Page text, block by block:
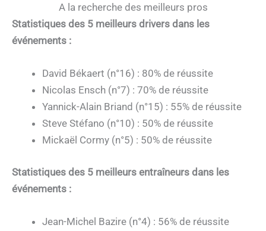
A la recherche des meilleurs pros
Statistiques des 5 meilleurs drivers dans les
événements :
David Békaert (n°16) : 80% de réussite
Nicolas Ensch (n°7) : 70% de réussite
Yannick-Alain Briand (n°15) : 55% de réussite
Steve Stéfano (n°10) : 50% de réussite
Mickaël Cormy (n°5) : 50% de réussite
Statistiques des 5 meilleurs entraîneurs dans les
événements :
Jean-Michel Bazire (n°4) : 56% de réussite